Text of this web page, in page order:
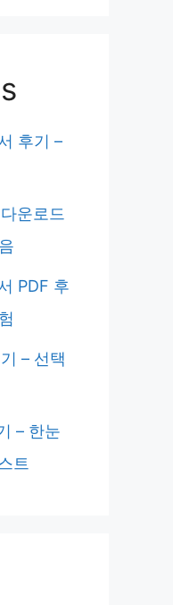
후기 –
운로드
PDF 후
– 선택
– 한눈
트